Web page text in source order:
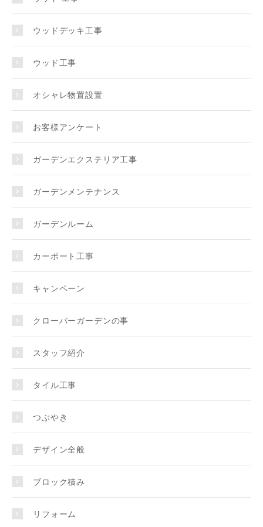
ウッドデッキ工事
ウッド工事
オシャレ物置設置
お客様アンケート
ガーデンエクステリア工事
ガーデンメンテナンス
ガーデンルーム
カーポート工事
キャンペーン
クローバーガーデンの事
スタッフ紹介
タイル工事
つぶやき
デザイン全般
ブロック積み
リフォーム